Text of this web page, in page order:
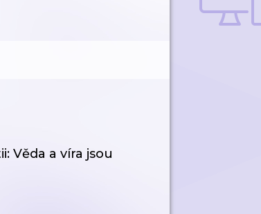
Věda a víra jsou